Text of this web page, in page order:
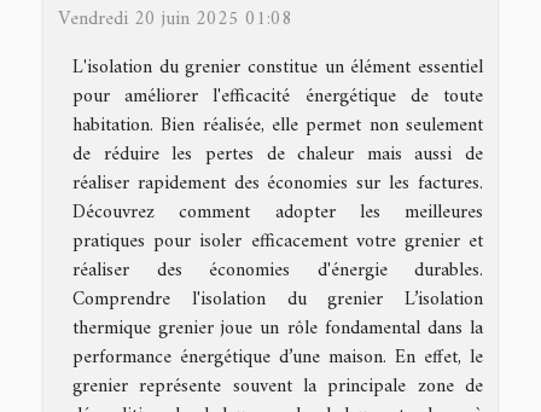
Vendredi 20 juin 2025 01:08
L'isolation du grenier constitue un élément essentiel
pour améliorer l'efficacité énergétique de toute
habitation. Bien réalisée, elle permet non seulement
de réduire les pertes de chaleur mais aussi de
réaliser rapidement des économies sur les factures.
Découvrez comment adopter les meilleures
pratiques pour isoler efficacement votre grenier et
réaliser des économies d'énergie durables.
Comprendre l'isolation du grenier L’isolation
thermique grenier joue un rôle fondamental dans la
performance énergétique d’une maison. En effet, le
grenier représente souvent la principale zone de